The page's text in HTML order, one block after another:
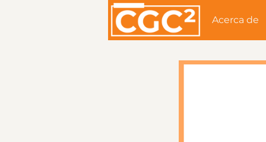
Acerca de